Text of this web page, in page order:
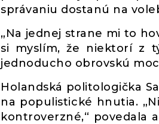
správaniu dostanú na
„Na jednej strane mi to
si myslím, že niektorí z
jednoducho obrovskú
Holandská politologička
na populistické hnutia.
kontroverzné,“ povedala